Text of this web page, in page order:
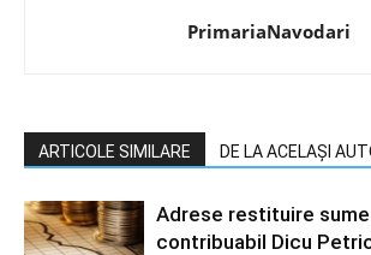
PrimariaNavodari
ARTICOLE SIMILARE DE LA ACELAȘI
Adrese restituire
contribuabil Dicu